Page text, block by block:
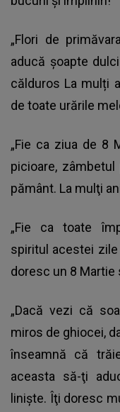
„Flori de
aducă șoapte
călduros La mulți
de toate urările
„Fie ca ziua de 8
picioare,
pământ. La mulţi
„Fie ca toate
spiritul acestei
doresc un 8 Martie
„Dacă vezi că
miros de ghiocei,
înseamnă că
aceasta să-ţi
linişte. Îţi doresc